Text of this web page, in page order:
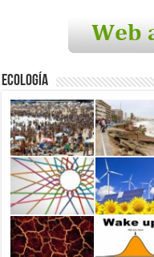
Ecología